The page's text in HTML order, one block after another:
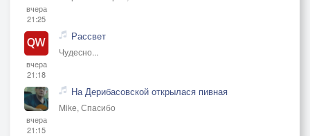
вчера
21:25
вчера
21:18
Рассвет
Чудесно...
вчера
21:15
На Дерибасовской открылася пивная
Mike, Спасибо